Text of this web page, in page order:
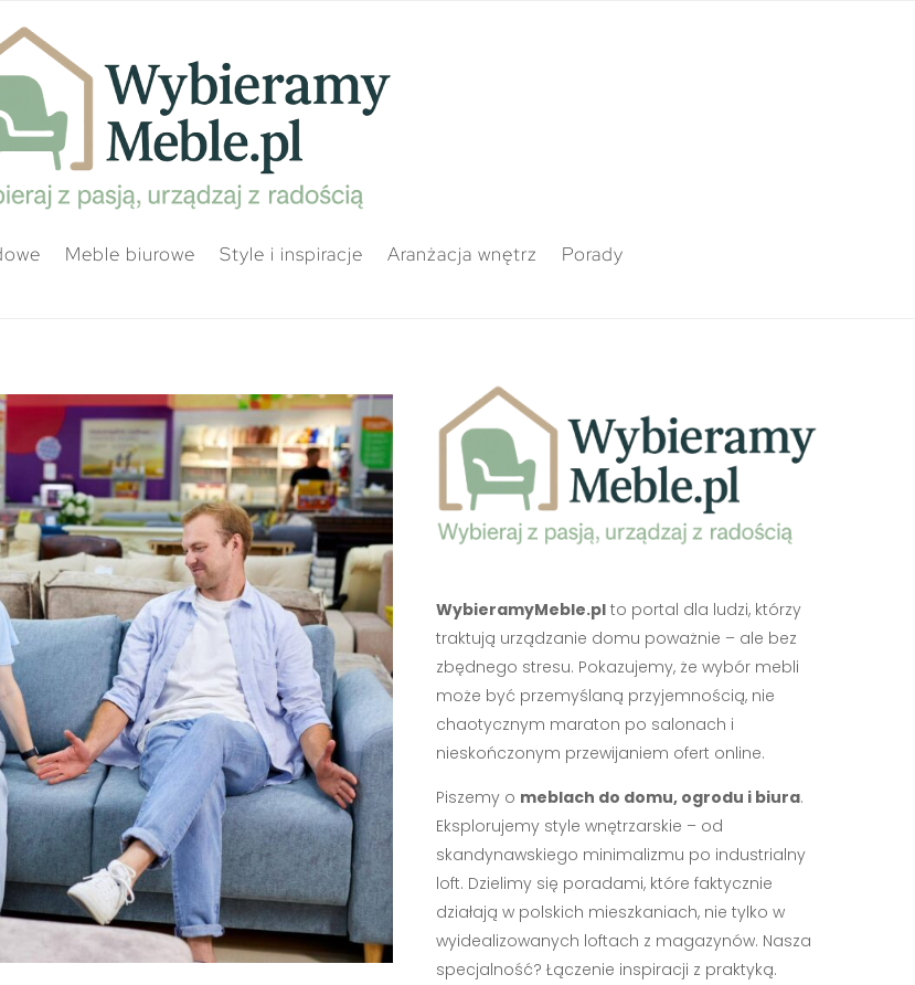
Meble biurowe Style i inspiracje Aranżacja wnętrz Porady
WybieramyMeble.plto portal dla ludzi, którzy
traktują urządzanie domu poważnie – ale bez
zbędnego stresu. Pokazujemy, że wybór mebli
może być przemyślaną przyjemnością, nie
chaotycznym maraton po salonach i
nieskończonym przewijaniem ofert online.
Piszemy o meblach do domu, ogrodu i biura.
Eksplorujemy style wnętrzarskie – od
skandynawskiego minimalizmu po industrialny
loft. Dzielimy się poradami, które faktycznie
działają w polskich mieszkaniach, nie tylko w
wyidealizowanych loftach z magazynów. Nasza
specjalność? Łączenie inspiracji z praktyką.